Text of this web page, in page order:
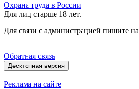
Охрана труда в России
Для лиц старше 18 лет.
Для связи с администрацией пишите на
Обратная связь
Десктопная версия
Реклама на сайте